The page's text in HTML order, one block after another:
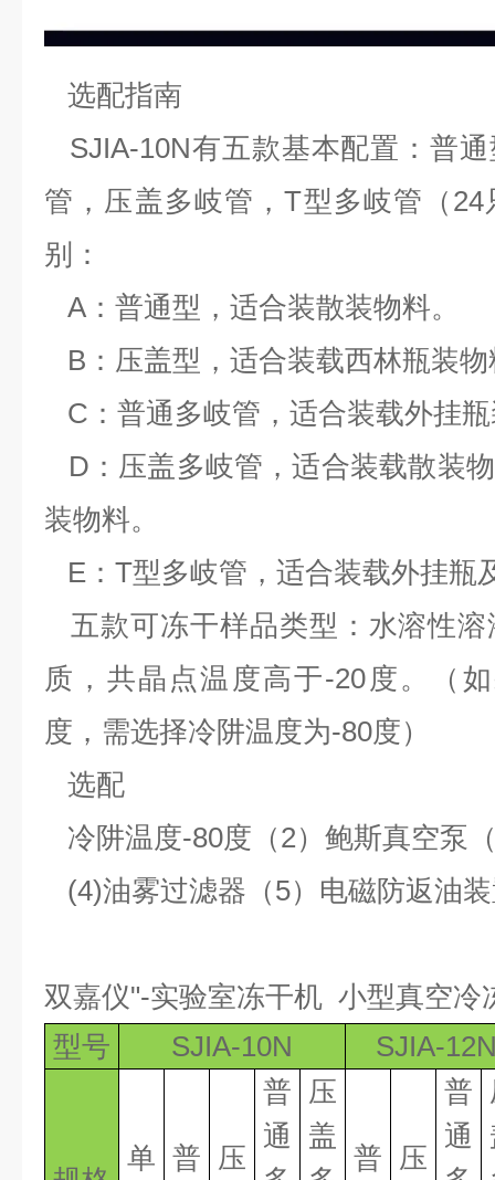
选配指南
SJIA-10N有五款基本配置：普
管，压盖多岐管，T型多岐管（
别：
A：普通型，适合装散装物料。
B：压盖型，适合装载西林瓶装物
C：普通多岐管，适合装载外挂
D：压盖多岐管，适合装载散装
装物料。
E：T型多岐管，适合装载外挂瓶
五款可冻干样品类型：水溶性
质，共晶点温度高于-20度。（
度，需选择冷阱温度为-80度）
选配
冷阱温度-80度（2）鲍斯真空泵
(4)油雾过滤器（5）电磁防返油
双嘉仪"-实验室冻干机 小型真空冷
型号
SJIA-10N SJIA-
单 普 压
普
通
压
盖
普 压
普
通